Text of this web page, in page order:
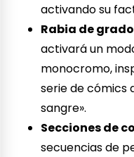
activando su
Rabia de
activará un
monocromo,
serie de cómics
sangre».
Secciones de
secuencias de